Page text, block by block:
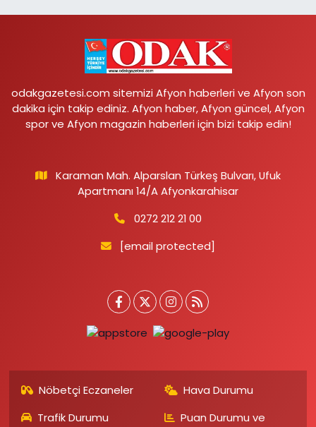
odakgazetesi.com sitemizi Afyon haberleri ve Afyon son
dakika için takip ediniz. Afyon haber, Afyon güncel, Afyon
spor ve Afyon magazin haberleri için bizi takip edin!
Karaman Mah. Alparslan Türkeş Bulvarı, Ufuk
Apartmanı 14/A Afyonkarahisar
0272 212 21 00
[email protected]
Nöbetçi Eczaneler
Hava Durumu
Trafik Durumu
Puan Durumu ve